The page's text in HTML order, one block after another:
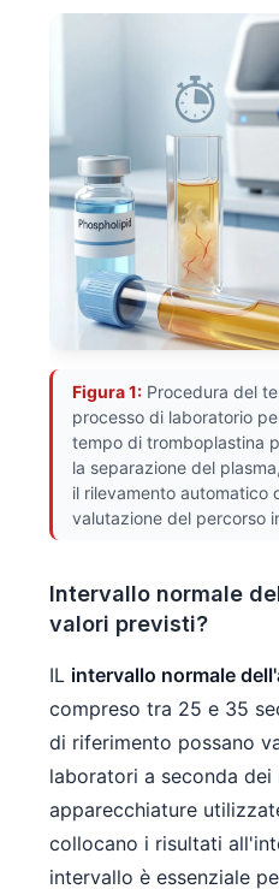
Figura 1: Procedura del
processo di laboratorio
tempo di tromboplastina
la separazione del
il rilevamento automatico
valutazione del percorso
Intervallo normale
valori previsti?
IL intervallo normale
compreso tra 25 e 35
di riferimento possano
laboratori a seconda dei
apparecchiature
collocano i risultati
intervallo è essenziale